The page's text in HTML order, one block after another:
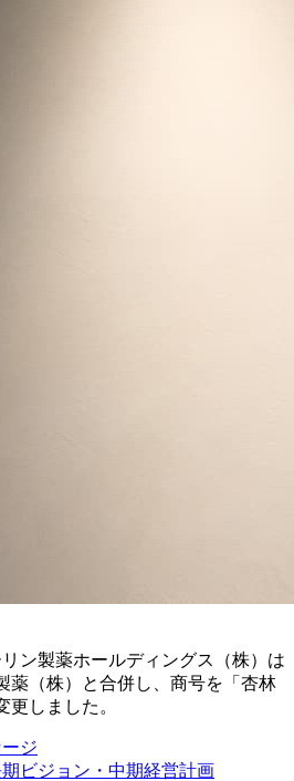
ン製薬ホールディングス（株）は
薬（株）と合併し、商号を「杏林
更しました。
ジ
ビジョン・中期経営計画